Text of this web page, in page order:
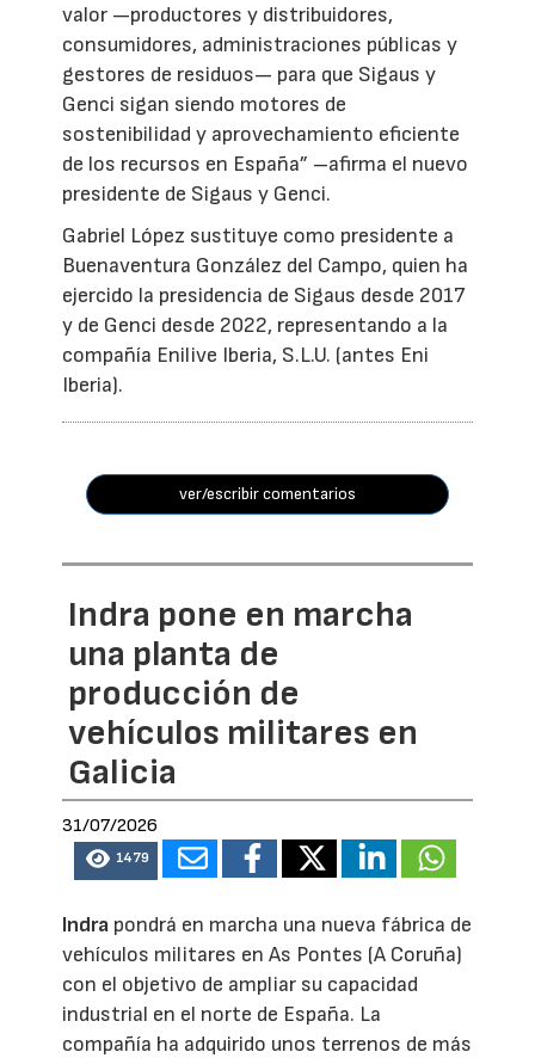
valor —productores y distribuidores,
consumidores, administraciones públicas y
gestores de residuos— para que Sigaus y
Genci sigan siendo motores de
sostenibilidad y aprovechamiento eficiente
de los recursos en España” –afirma el nuevo
presidente de Sigaus y Genci.
Gabriel López sustituye como presidente a
Buenaventura González del Campo, quien ha
ejercido la presidencia de Sigaus desde 2017
y de Genci desde 2022, representando a la
compañía Enilive Iberia, S.L.U. (antes Eni
Iberia).
ver/escribir comentarios
Indra pone en marcha
una planta de
producción de
vehículos militares en
Galicia
31/07/2026
1479
Indra pondrá en marcha una nueva fábrica de
vehículos militares en As Pontes (A Coruña)
con el objetivo de ampliar su capacidad
industrial en el norte de España. La
compañía ha adquirido unos terrenos de más